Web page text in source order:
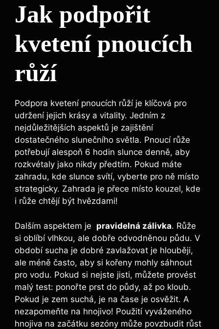
Jak podpořit
kvetení pnoucích
růží
Podpora kvetení pnoucích růží‌ je ⁤klíčová pro
udržení jejich krásy a⁣ vitality. Jedním z
nejdůležitějších aspektů je zajištění
dostatečného​ slunečního světla. Pnoucí růže
potřebují alespoň 6 hodin‍ slunce denně, aby
rozkvétaly​ jako nikdy předtím. Pokud máte
zahradu, kde slunce svítí, vyberte pro ně místo
‍strategicky. Zahrada je přece ⁣místo kouzel, ‌kde
i růže chtějí být hvězdami!
Dalším aspektem je ​ pravidelná ​zálivka. Růže
si ​oblíbí vlhkou, ale dobře ​odvodněnou půdu. V
období sucha je dobré⁢ zavlažovat je hlouběji,
ale méně​ často, aby​ si kořeny mohly sáhnout
⁣pro vodu. Pokud‌ si nejste jisti, můžete provést
malý test: ‌ponořte prst ‍do půdy, až po kloub. ​
Pokud‍ je zem suchá, je na čase je osvěžit. ⁤A
nezapomeňte na hnojivo! Použití vyváženého
hnojiva na začátku sezóny může povzbudit růst